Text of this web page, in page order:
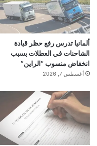
ألمانيا تدرس رفع حظر قيادة
الشاحنات في العطلات بسبب
انخفاض منسوب “الراين”
أغسطس 7, 2026